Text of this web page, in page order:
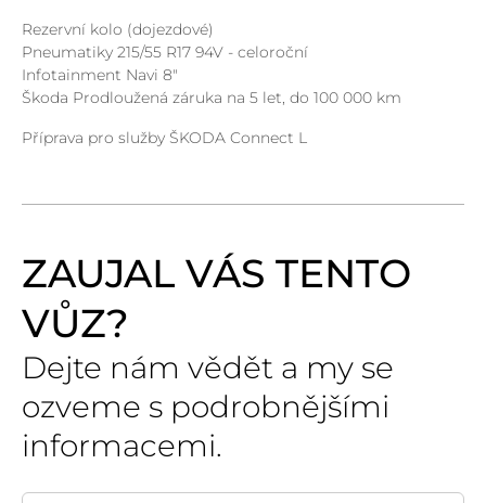
Rezervní kolo (dojezdové)
Pneumatiky 215/55 R17 94V - celoroční
Infotainment Navi 8"
Škoda Prodloužená záruka na 5 let, do 100 000 km
Příprava pro služby ŠKODA Connect L
ZAUJAL VÁS TENTO
VŮZ?
Dejte nám vědět a my se
ozveme s podrobnějšími
informacemi.